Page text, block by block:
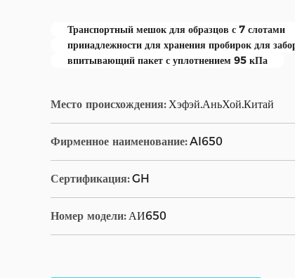
Транспортный мешок для образцов с 7 слотами
принадлежности для хранения пробирок для
впитывающий пакет с уплотнением 95 кПа
Место происхождения: Хэфэй.АньХой.Китай
Фирменное наименование: AI650
Сертификация: GH
Номер модели: АИ650